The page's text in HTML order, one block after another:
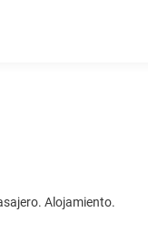
Alojamiento.